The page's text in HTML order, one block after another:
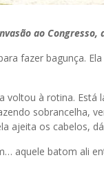
ao Congresso,
fazer bagunça.
voltou à rotina. Está
sobrancelha,
ajeita os cabelos,
aquele batom ali